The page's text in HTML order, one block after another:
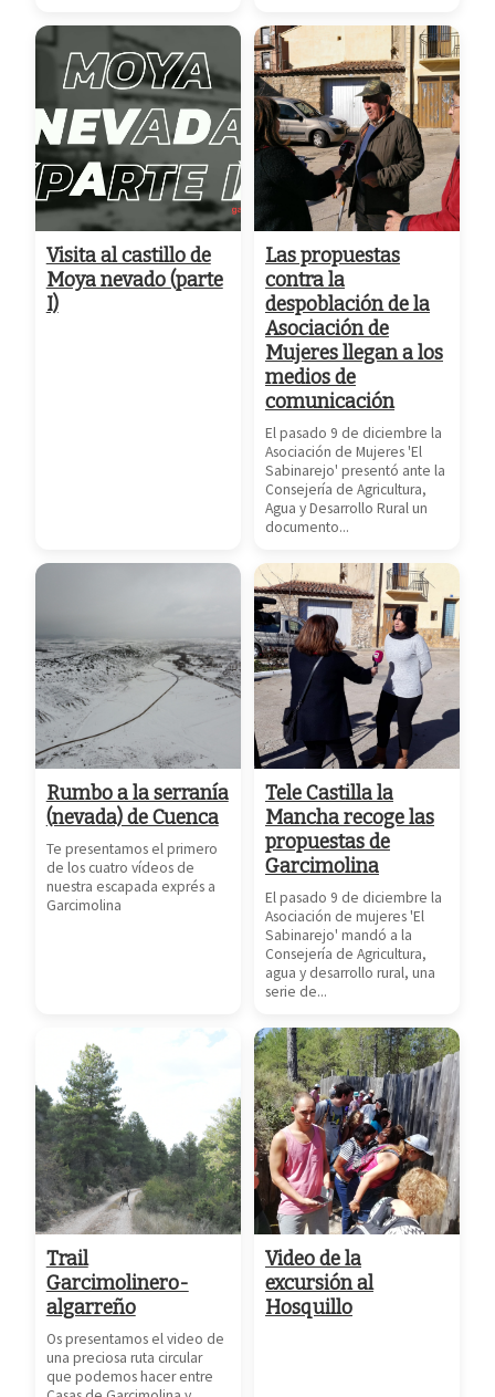
Visita al castillo de
Moya nevado (parte
I)
Las propuestas
contra la
despoblación de la
Asociación de
Mujeres llegan a los
medios de
comunicación
El pasado 9 de diciembre la
Asociación de Mujeres 'El
Sabinarejo' presentó ante la
Consejería de Agricultura,
Agua y Desarrollo Rural un
documento...
Rumbo a la serranía
(nevada) de Cuenca
Te presentamos el primero
de los cuatro vídeos de
nuestra escapada exprés a
Garcimolina
Tele Castilla la
Mancha recoge las
propuestas de
Garcimolina
El pasado 9 de diciembre la
Asociación de mujeres 'El
Sabinarejo' mandó a la
Consejería de Agricultura,
agua y desarrollo rural, una
serie de...
Trail
Garcimolinero-
algarreño
Os presentamos el video de
una preciosa ruta circular
que podemos hacer entre
Video de la
excursión al
Hosquillo